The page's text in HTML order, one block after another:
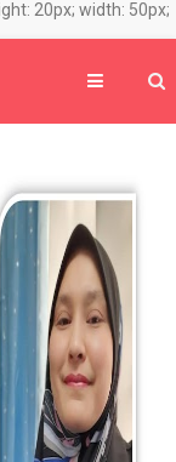
20px; width: 50px;